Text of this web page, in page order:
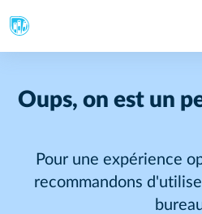
Oups, on est un
Pour une expérience
recommandons